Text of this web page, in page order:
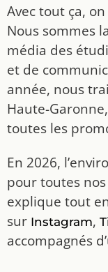
Avec tout ça,
Nous sommes
média des
et de
année, nous
Haute-
toutes les
En 2026,
pour toutes
explique tout
sur Instagram,
accompagnés